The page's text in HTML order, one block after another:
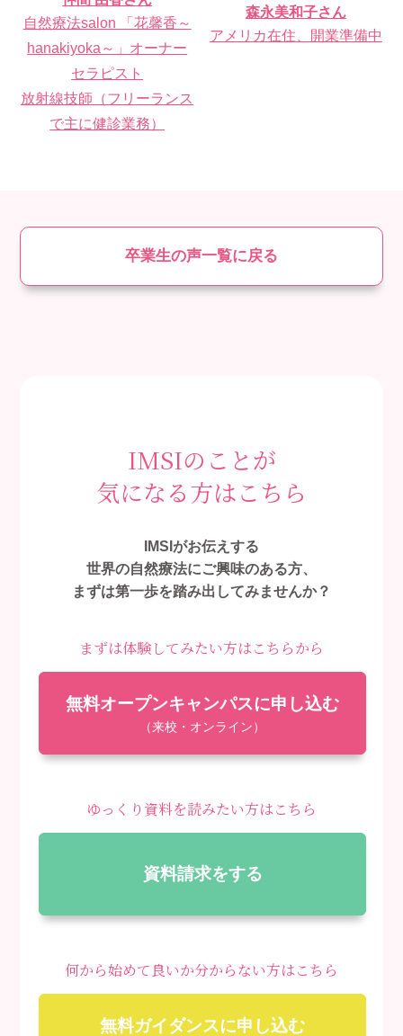
自然療法salon 「花馨香～
hanakiyoka～」オーナー
セラピスト
放射線技師（フリーランス
で主に健診業務）
森永美和子さん
アメリカ在住、開業準備中
卒業生の声一覧に戻る
IMSIのことが
気になる方はこちら
IMSIがお伝えする
世界の自然療法にご興味のある方、
まずは第一歩を踏み出してみませんか？
まずは体験してみたい方はこちらから
無料オープンキャンパスに申し込む
（来校・オンライン）
ゆっくり資料を読みたい方はこちら
資料請求をする
何から始めて良いか分からない方はこちら
無料ガイダンスに申し込む